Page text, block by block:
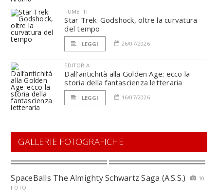
FUMETTI
Star Trek: Godshock, oltre la curvatura
del tempo
LEGGI 26/07/2026
EDITORIA
Dall’antichità alla Golden Age: ecco la
storia della fantascienza letteraria
LEGGI 16/07/2026
GALLERIE FOTOGRAFICHE
SpaceBalls The Almighty Schwartz Saga (A.S.S.)
10
FOTO